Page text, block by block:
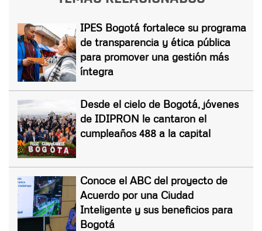
IPES Bogotá fortalece su programa
de transparencia y ética pública
para promover una gestión más
íntegra
Desde el cielo de Bogotá, jóvenes
de IDIPRON le cantaron el
cumpleaños 488 a la capital
Conoce el ABC del proyecto de
Acuerdo por una Ciudad
Inteligente y sus beneficios para
Bogotá